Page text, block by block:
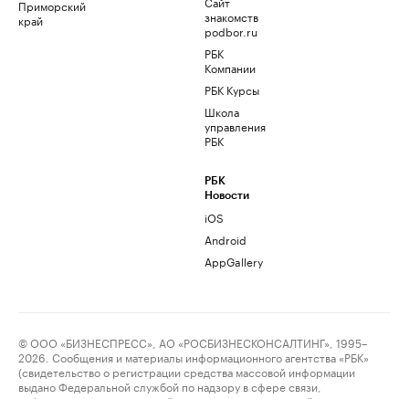
Приморский
край
знакомств
podbor.ru
РБК
Компании
РБК Курсы
Школа
управления
РБК
РБК
Новости
iOS
Android
AppGallery
© ООО «БИЗНЕСПРЕСС», АО «РОСБИЗНЕСКОНСАЛТИНГ», 1995–
2026. Сообщения и материалы информационного агентства «РБК»
(свидетельство о регистрации средства массовой информации
выдано Федеральной службой по надзору в сфере связи,